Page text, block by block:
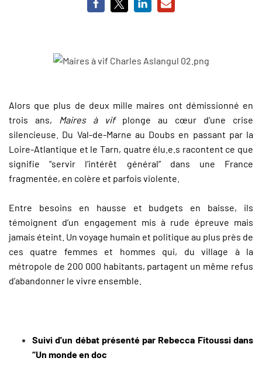
Alors que plus de deux mille maires ont démissionné en
trois ans,
Maires à vifplonge au cœur d’une crise
silencieuse. Du Val-de-Marne au Doubs en passant par la
Loire-Atlantique et le Tarn, quatre élu.e.s racontent ce que
signifie “servir l’intérêt général” dans une France
fragmentée, en colère et parfois violente.
Entre besoins en hausse et budgets en baisse, ils
témoignent d’un engagement mis à rude épreuve mais
jamais éteint. Un voyage humain et politique au plus près de
ces quatre femmes et hommes qui, du village à la
métropole de 200 000 habitants, partagent un même refus
d’abandonner le vivre ensemble.
Suivi d'un débat présenté par Rebecca Fitoussi dans
“Un monde en doc